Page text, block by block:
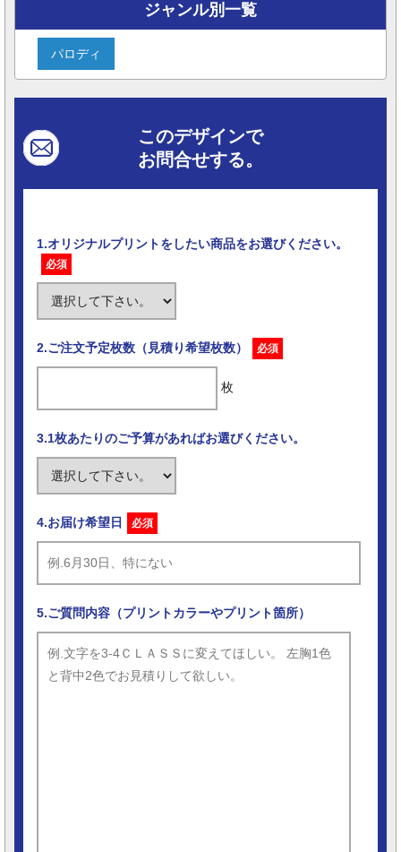
ジャンル別一覧
パロディ
このデザインで
お問合せする。
1.オリジナルプリントをしたい商品をお選びください。
必須
2.ご注文予定枚数（見積り希望枚数） 必須
枚
3.1枚あたりのご予算があればお選びください。
4.お届け希望日 必須
5.ご質問内容（プリントカラーやプリント箇所）